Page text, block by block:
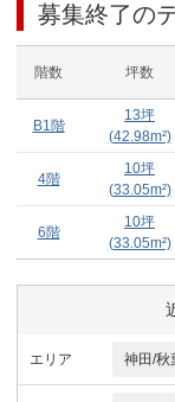
募集終了の
階数 坪数
B1階
13坪
(42.98m²)
4階
10坪
(33.05m²)
6階
10坪
(33.05m²)
エリア 神田/秋